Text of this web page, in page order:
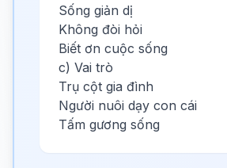
Sống giản dị
Không đòi hỏi
Biết ơn cuộc sống
c) Vai trò
Trụ cột gia đình
Người nuôi dạy con cái
Tấm gương sống